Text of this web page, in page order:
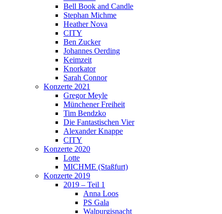
Bell Book and Candle
Stephan Michme
Heather Nova
CITY
Ben Zucker
Johannes Oerding
Keimzeit
Knorkator
Sarah Connor
Konzerte 2021
Gregor Meyle
Münchener Freiheit
Tim Bendzko
Die Fantastischen Vier
Alexander Knappe
CITY
Konzerte 2020
Lotte
MICHME (Staßfurt)
Konzerte 2019
2019 – Teil 1
Anna Loos
PS Gala
Walpurgisnacht